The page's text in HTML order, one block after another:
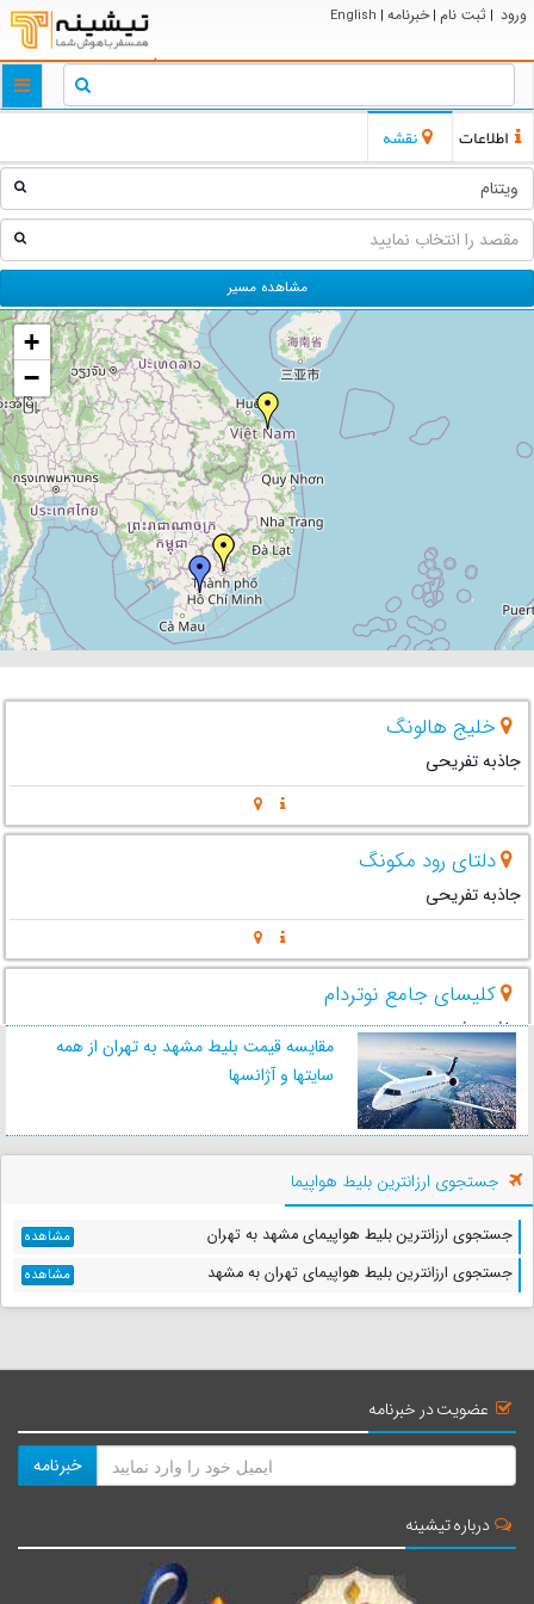
ورود | ثبت نام | خبرنامه |
English
اطلاعات نقشه
مشاهده مسیر
+
−
خلیج هالونگ
جاذبه تفریحی
دلتای رود مکونگ
جاذبه تفریحی
کلیسای جامع نوتردام
جاذبه مذهبی
موزه‌ی جنگ
جاذبه تاریخی
غار سانگ سات
جاذبه تفریحی
معبد لیتریچر
جاذبه تاریخی
محله‌ی قدیمی هانوی
مقایسه قیمت بلیط مشهد به تهران از همه
سایتها و آژانسها
جستجوی ارزانترین بلیط هواپیما
جستجوی ارزانترین بلیط هواپیمای مشهد به تهران مشاهده
جستجوی ارزانترین بلیط هواپیمای تهران به مشهد مشاهده
عضویت در خبرنامه
خبرنامه
درباره تیشینه